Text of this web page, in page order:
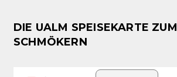
DIE UALM SPEISEKARTE ZUM
SCHMÖKERN